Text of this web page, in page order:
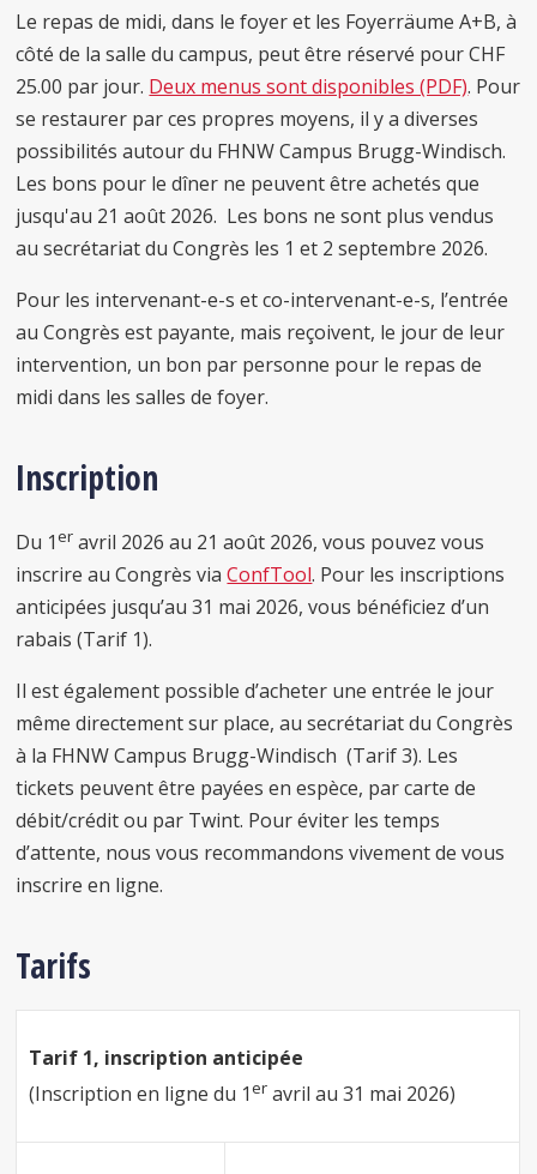
Le repas de midi, dans le foyer et les Foyerräume A+B, à
côté de la salle du campus, peut être réservé pour CHF
25.00 par jour. Deux menus sont disponibles (PDF). Pour
se restaurer par ces propres moyens, il y a diverses
possibilités autour du FHNW Campus Brugg-Windisch.
Les bons pour le dîner ne peuvent être achetés que
jusqu'au 21 août 2026. Les bons ne sont plus vendus
au secrétariat du Congrès les 1 et 2 septembre 2026.
Pour les intervenant-e-s et co-intervenant-e-s, l’entrée
au Congrès est payante, mais reçoivent, le jour de leur
intervention, un bon par personne pour le repas de
midi dans les salles de foyer.
Inscription
Du 1er avril 2026 au 21 août 2026, vous pouvez vous
inscrire au Congrès viaConfTool. Pour les inscriptions
anticipées jusqu’au 31 mai 2026, vous bénéficiez d’un
rabais (Tarif 1).
Il est également possible d’acheter une entrée le jour
même directement sur place, au secrétariat du Congrès
à la FHNW Campus Brugg-Windisch (Tarif 3). Les
tickets peuvent être payées en espèce, par carte de
débit/crédit ou par Twint. Pour éviter les temps
d’attente, nous vous recommandons vivement de vous
inscrire en ligne.
Tarifs
Tarif 1, inscription anticipée
(Inscription en ligne du 1er avril au 31 mai 2026)